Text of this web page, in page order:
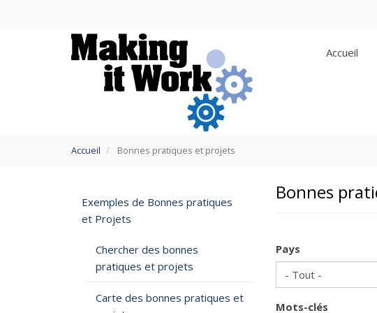
Accueil
are
Accueil Bonnes pratiques et projets
Exemples de Bonnes pratiques
et Projets
Chercher des bonnes
pratiques et projets
Carte des bonnes pratiques et
Bonnes
Pays
Mots-clés